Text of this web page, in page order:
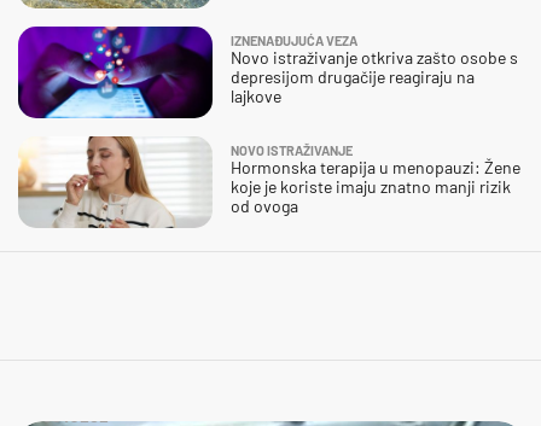
IZNENAĐUJUĆA VEZA
Novo istraživanje otkriva zašto osobe s
depresijom drugačije reagiraju na
lajkove
NOVO ISTRAŽIVANJE
Hormonska terapija u menopauzi: Žene
koje je koriste imaju znatno manji rizik
od ovoga